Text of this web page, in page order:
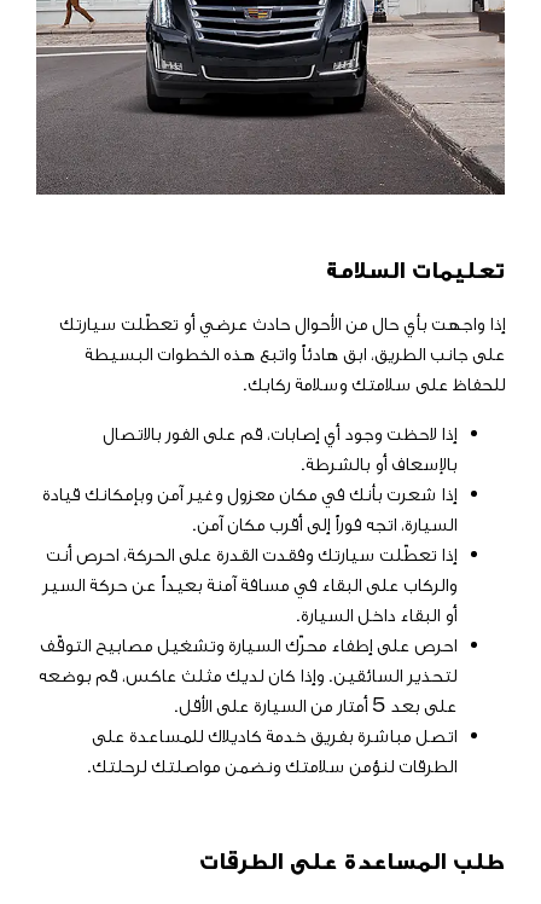
تعليمات السلامة
إذا واجهت بأي حال من الأحوال حادث عرضي أو تعطّلت سيارتك
على جانب الطريق، ابق هادئاً واتبع هذه الخطوات البسيطة
للحفاظ على سلامتك وسلامة ركابك.
إذا لاحظت وجود أي إصابات، قم على الفور بالاتصال
بالإسعاف أو بالشرطة.
إذا شعرت بأنك في مكان معزول وغير آمن وبإمكانك قيادة
السيارة، اتجه فوراً إلى أقرب مكان آمن.
إذا تعطّلت سيارتك وفقدت القدرة على الحركة، احرص أنت
والركاب على البقاء في مسافة آمنة بعيداً عن حركة السير
أو البقاء داخل السيارة.
احرص على إطفاء محرّك السيارة وتشغيل مصابيح التوقّف
لتحذير السائقين. وإذا كان لديك مثلث عاكس، قم بوضعه
على بعد 5 أمتار من السيارة على الأقل.
اتصل مباشرة بفريق خدمة كاديلاك للمساعدة على
الطرقات لنؤمن سلامتك ونضمن مواصلتك لرحلتك.
طلب المساعدة على الطرقات